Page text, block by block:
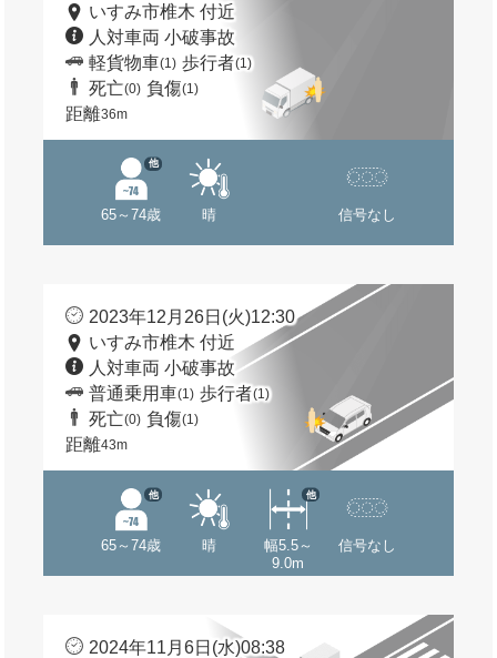
いすみ市椎木 付近
人対車両 小破事故
軽貨物車(1) 歩行者(1)
死亡(0) 負傷(1)
距離36m
65～74歳
他
晴 信号なし
2023年12月26日(火)12:30
いすみ市椎木 付近
人対車両 小破事故
普通乗用車(1) 歩行者(1)
死亡(0) 負傷(1)
距離43m
65～74歳
他
晴
幅5.5～
9.0m
他
信号なし
2024年11月6日(水)08:38